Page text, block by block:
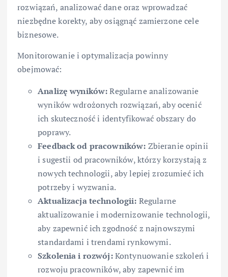
rozwiązań, analizować dane oraz wprowadzać
niezbędne korekty, aby osiągnąć zamierzone cele
biznesowe.
Monitorowanie i optymalizacja powinny
obejmować:
Analizę wyników:Regularne analizowanie
wyników wdrożonych rozwiązań, aby ocenić
ich skuteczność i identyfikować obszary do
poprawy.
Feedback od pracowników: Zbieranie opinii
i sugestii od pracowników, którzy korzystają z
nowych technologii, aby lepiej zrozumieć ich
potrzeby i wyzwania.
Aktualizacja technologii: Regularne
aktualizowanie i modernizowanie technologii,
aby zapewnić ich zgodność z najnowszymi
standardami i trendami rynkowymi.
Szkolenia i rozwój:Kontynuowanie szkoleń i
rozwoju pracowników, aby zapewnić im